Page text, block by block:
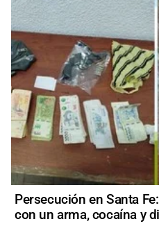
Persecución en Santa
con un arma, cocaína y